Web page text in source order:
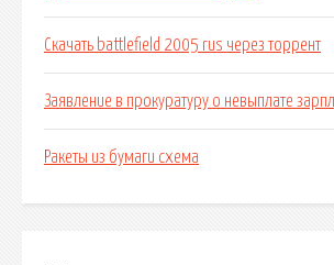
Скачать battlefield 2005 rus через торрент
Заявление в прокуратуру о невыплате
Ракеты из бумаги схема